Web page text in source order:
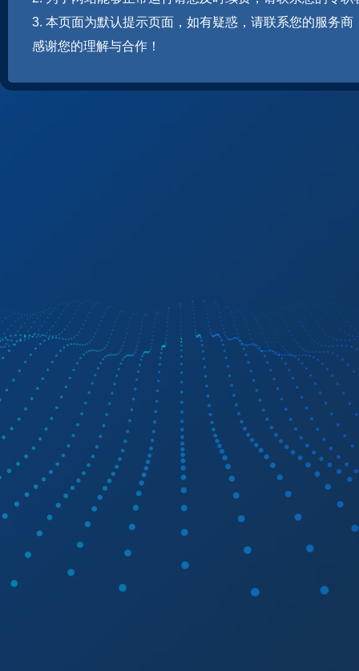
3. 本页面为默认提示页面，如有疑惑，请联系您的服务商
感谢您的理解与合作！